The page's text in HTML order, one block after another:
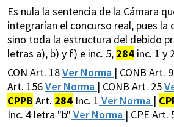
Es nula la sentencia de la Cámara
integrarían el concurso real, pues
sino toda la estructura del debido
letras a), b) y f) e inc. 5, 284 inc. 1 y
CON Art. 18Ver Norma | CONB Art. 9
Art. 156Ver Norma | CONB Art. 25
CPPB Art. 284 Inc. 1 Ver Norma |
Inc. 4 letra "b" Ver Norma | CPE Art.